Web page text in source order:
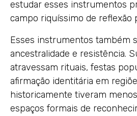
estudar esses instrumentos
campo riquíssimo de reflexão
Esses instrumentos também
ancestralidade e resistência.
atravessam rituais, festas
afirmação identitária em
historicamente tiveram
espaços formais de